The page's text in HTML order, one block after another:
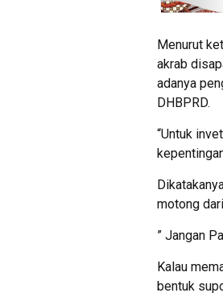
Menurut
akrab
adanya
DHBPRD.
“Untuk
motong
” Jangan
Kalau
bentuk